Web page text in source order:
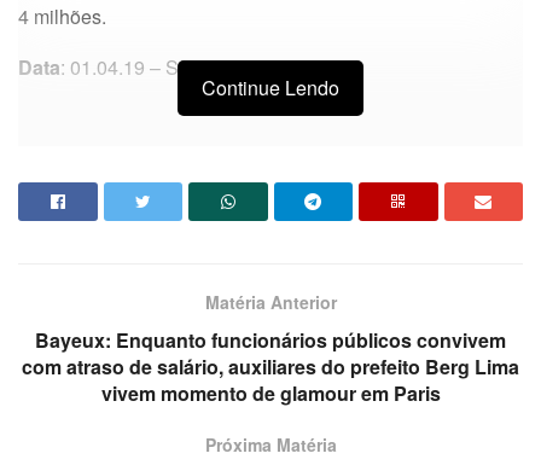
4 milhões.
Data: 01.04.19 – Segunda-feira
sistema de abastecimento de água da Vila Regina
: Rua da Praça da Vila Regina – Centro – Rio Tinto
(em frente ao antigo Regina Clube)
– Autorização de contratação para Ordem de Serviço para
Continue Lendo
Matéria Anterior
Bayeux: Enquanto funcionários públicos convivem
com atraso de salário, auxiliares do prefeito Berg Lima
vivem momento de glamour em Paris
Próxima Matéria